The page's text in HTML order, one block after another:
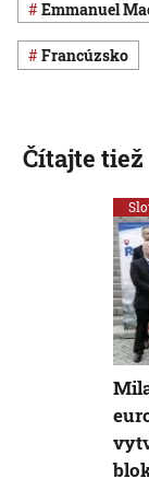
Emmanuel
Francúzsko
Čítajte tiež